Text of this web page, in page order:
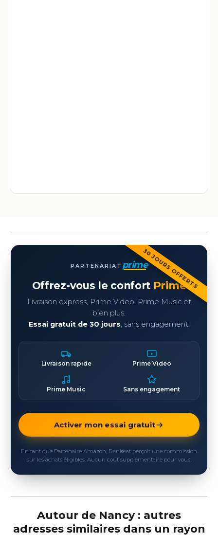
30 JOURS OFFERTS
PARTENARIAT prime
Offrez-vous le confort Prime
Livraison express, Prime Video, Prime Music et
bien plus.
Essai gratuit de 30 jours, sans engagement.
Livraison rapide Prime Video
Prime Music Sans engagement
Activer mon essai gratuit
En tant que Partenaire Amazon, Rankeat perçoit une commission
sur les achats éligibles. Aucun coût supplémentaire pour vous.
Autour de Nancy : autres
adresses similaires dans un rayon